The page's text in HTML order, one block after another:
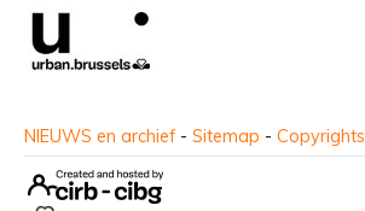
NIEUWS en archief - Sitemap - Copyrights